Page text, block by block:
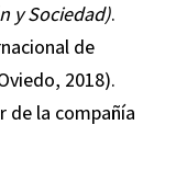
y Sociedad).
de
2018).
de la compañía